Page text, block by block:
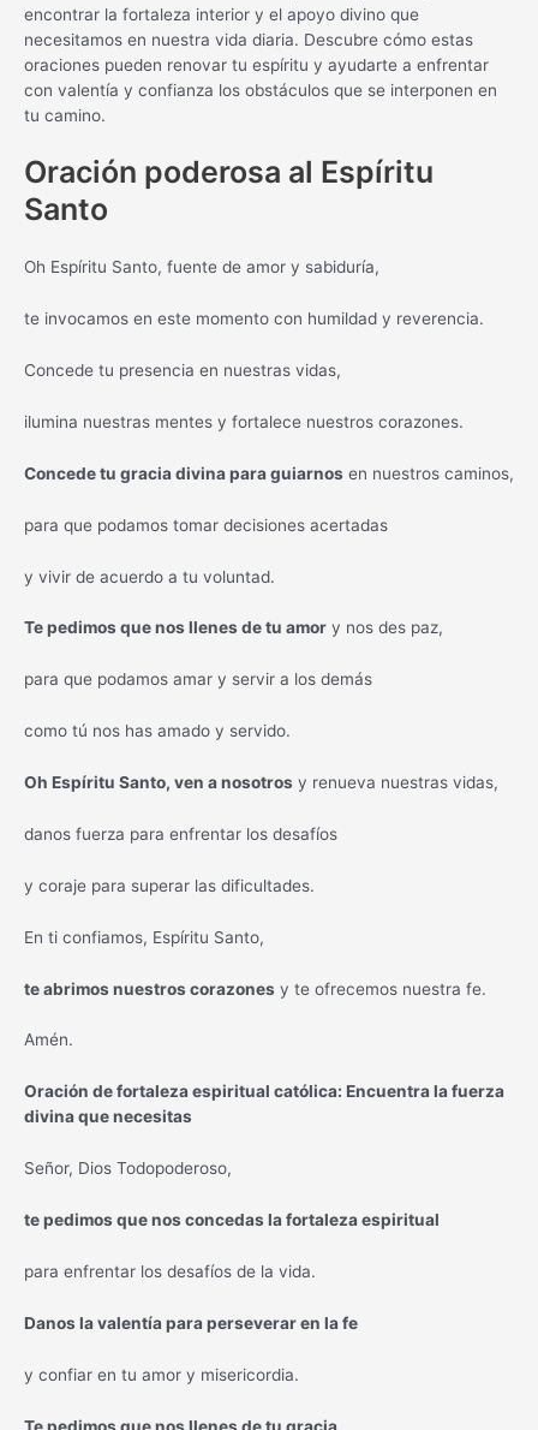
encontrar la fortaleza interior y el apoyo divino que
necesitamos en nuestra vida diaria. Descubre cómo estas
oraciones pueden renovar tu espíritu y ayudarte a enfrentar
con valentía y confianza los obstáculos que se interponen en
tu camino.
Oración poderosa al Espíritu
Santo
Oh Espíritu Santo, fuente de amor y sabiduría,
te invocamos en este momento con humildad y reverencia.
Concede tu presencia en nuestras vidas,
ilumina nuestras mentes y fortalece nuestros corazones.
Concede tu gracia divina para guiarnos en nuestros caminos,
para que podamos tomar decisiones acertadas
y vivir de acuerdo a tu voluntad.
Te pedimos que nos llenes de tu amor y nos des paz,
para que podamos amar y servir a los demás
como tú nos has amado y servido.
Oh Espíritu Santo, ven a nosotros y renueva nuestras vidas,
danos fuerza para enfrentar los desafíos
y coraje para superar las dificultades.
En ti confiamos, Espíritu Santo,
te abrimos nuestros corazones y te ofrecemos nuestra fe.
Amén.
Oración de fortaleza espiritual católica: Encuentra la fuerza
divina que necesitas
Señor, Dios Todopoderoso,
te pedimos que nos concedas la fortaleza espiritual
para enfrentar los desafíos de la vida.
Danos la valentía para perseverar en la fe
y confiar en tu amor y misericordia.
Te pedimos que nos llenes de tu gracia